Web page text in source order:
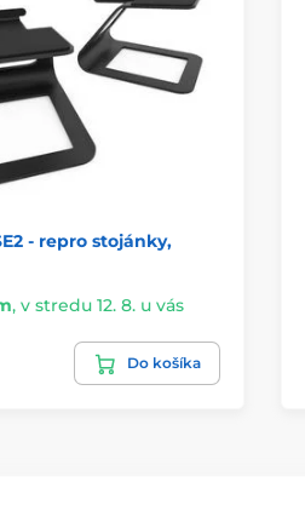
- repro stojánky,
, v stredu 12. 8. u vás
Do košíka